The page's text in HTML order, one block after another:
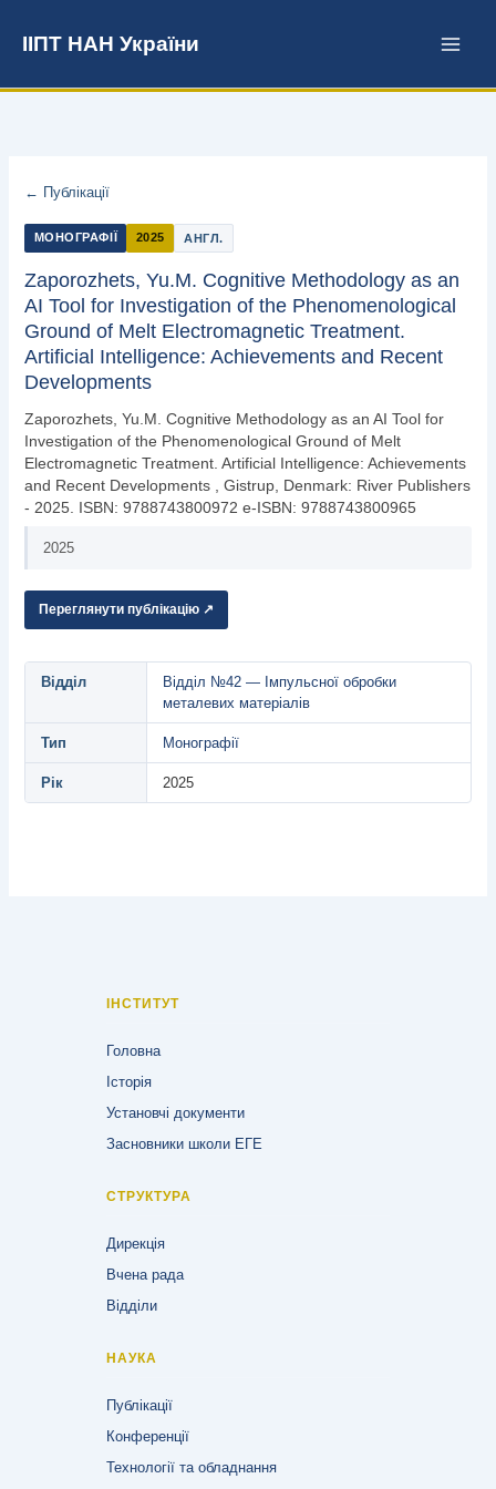
ІІПТ НАН України
← Публікації
МОНОГРАФІЇ 2025 АНГЛ.
Zaporozhets, Yu.M. Cognitive Methodology as an
AI Tool for Investigation of the Phenomenological
Ground of Melt Electromagnetic Treatment.
Artificial Intelligence: Achievements and Recent
Developments
Zaporozhets, Yu.M. Cognitive Methodology as an AI Tool for
Investigation of the Phenomenological Ground of Melt
Electromagnetic Treatment. Artificial Intelligence: Achievements
and Recent Developments , Gistrup, Denmark: River Publishers
- 2025. ISBN: 9788743800972 e-ISBN: 9788743800965
2025
Переглянути публікацію ↗
Відділ
Відділ №42 — Імпульсної обробки
металевих матеріалів
Тип Монографії
Рік 2025
ІНСТИТУТ
Головна
Історія
Установчі документи
Засновники школи ЕГЕ
СТРУКТУРА
Дирекція
Вчена рада
Відділи
НАУКА
Публікації
Конференції
Технології та обладнання